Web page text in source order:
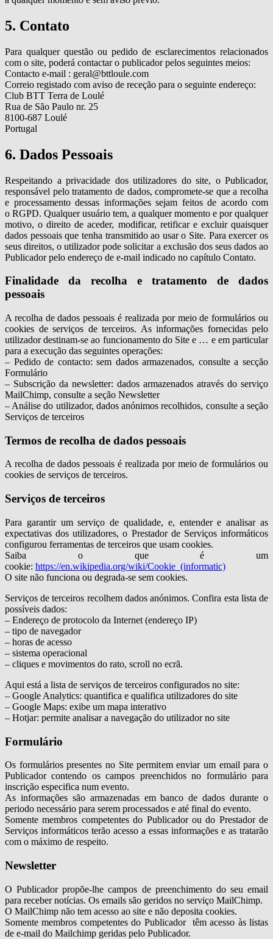
5. Contato
Para qualquer questão ou pedido de esclarecimentos relacionados
com o site, poderá contactar o publicador pelos seguintes meios:
Contacto e-mail : geral@bttloule.com
Correio registado com aviso de receção para o seguinte endereço:
Club BTT Terra de Loulé
Rua de São Paulo nr. 25
8100-687 Loulé
Portugal
6. Dados Pessoais
Respeitando a privacidade dos utilizadores do site, o Publicador,
responsável pelo tratamento de dados, compromete-se que a recolha
e processamento dessas informações sejam feitos de acordo com
o RGPD. Qualquer usuário tem, a qualquer momento e por qualquer
motivo, o direito de aceder, modificar, retificar e excluir quaisquer
dados pessoais que tenha transmitido ao usar o Site. Para exercer os
seus direitos, o utilizador pode solicitar a exclusão dos seus dados ao
Publicador pelo endereço de e-mail indicado no capítulo Contato.
Finalidade da recolha e tratamento de dados
pessoais
A recolha de dados pessoais é realizada por meio de formulários ou
cookies de serviços de terceiros. As informações fornecidas pelo
utilizador destinam-se ao funcionamento do Site e … e em particular
para a execução das seguintes operações:
– Pedido de contacto: sem dados armazenados, consulte a secção
Formulário
– Subscrição da newsletter: dados armazenados através do serviço
MailChimp, consulte a seção Newsletter
– Análise do utilizador, dados anónimos recolhidos, consulte a seção
Serviços de terceiros
Termos de recolha de dados pessoais
A recolha de dados pessoais é realizada por meio de formulários ou
cookies de serviços de terceiros.
Serviços de terceiros
Para garantir um serviço de qualidade, e, entender e analisar as
expectativas dos utilizadores, o Prestador de Serviços informáticos
configurou ferramentas de terceiros que usam cookies.
Saiba o que é um
cookie: https://en.wikipedia.org/wiki/Cookie_(informatic)
O site não funciona ou degrada-se sem cookies.
Serviços de terceiros recolhem dados anónimos. Confira esta lista de
possíveis dados:
– Endereço de protocolo da Internet (endereço IP)
– tipo de navegador
– horas de acesso
– sistema operacional
– cliques e movimentos do rato, scroll no ecrã.
Aqui está a lista de serviços de terceiros configurados no site:
– Google Analytics: quantifica e qualifica utilizadores do site
– Google Maps: exibe um mapa interativo
– Hotjar: permite analisar a navegação do utilizador no site
Formulário
Os formulários presentes no Site permitem enviar um email para o
Publicador contendo os campos preenchidos no formulário para
inscrição especifica num evento.
As informações são armazenadas em banco de dados durante o
periodo necessário para serem processados e até final do evento.
Somente membros competentes do Publicador ou do Prestador de
Serviços informáticos terão acesso a essas informações e as tratarão
com o máximo de respeito.
Newsletter
O Publicador propõe-lhe campos de preenchimento do seu email
para receber notícias. Os emails são geridos no serviço MailChimp.
O MailChimp não tem acesso ao site e não deposita cookies.
Somente membros competentes do Publicador têm acesso às listas
de e-mail do Mailchimp geridas pelo Publicador.